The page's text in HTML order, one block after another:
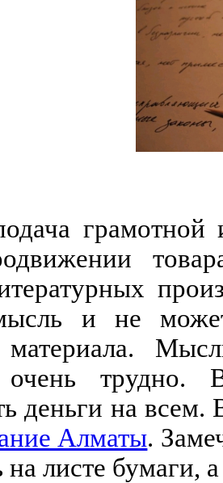
и не
материала.
очень трудно.
деньги на
Алматы.
на листе бумаги,